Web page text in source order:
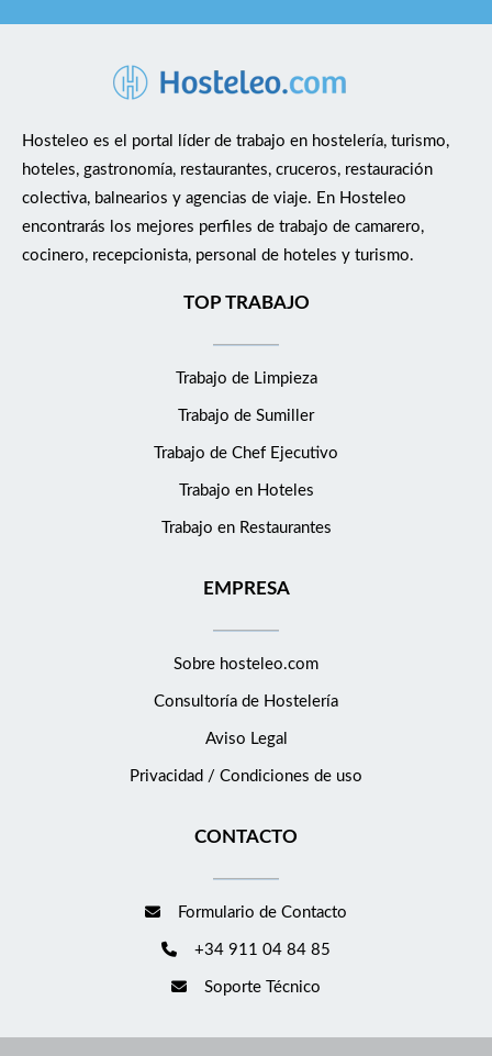
Hosteleo es el portal líder de trabajo en hostelería, turismo,
hoteles, gastronomía, restaurantes, cruceros, restauración
colectiva, balnearios y agencias de viaje. En Hosteleo
encontrarás los mejores perfiles de trabajo de camarero,
cocinero, recepcionista, personal de hoteles y turismo.
TOP TRABAJO
Trabajo de Limpieza
Trabajo de Sumiller
Trabajo de Chef Ejecutivo
Trabajo en Hoteles
Trabajo en Restaurantes
EMPRESA
Sobre hosteleo.com
Consultoría de Hostelería
Aviso Legal
Privacidad / Condiciones de uso
CONTACTO
Formulario de Contacto
+34 911 04 84 85
Soporte Técnico